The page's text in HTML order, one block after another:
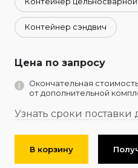
Контейнер сэндвич
Цена по запросу
Окончательная
от дополнительной
Узнать сроки поставки
В корзину